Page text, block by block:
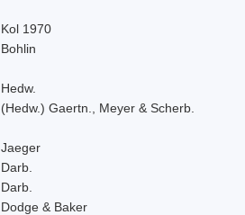
Kol 1970
Bohlin
Hedw.
(Hedw.) Gaertn., Meyer & Scherb.
Jaeger
Darb.
Darb.
Dodge & Baker